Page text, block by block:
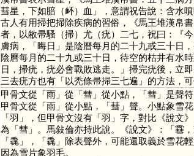
彗星，下如䏽（衃）血」，意謂祝告說：含水
古人有用掃把掃除疾病的習俗，《馬王堆漢帛
者，以敝帚騷（掃）尤（疣）二七，祝曰：『
膚病，「晦日」是陰曆每月的二十九或三十日
陰曆每月的二十九或三十日，待空的枯井有水
日，掃疣，疣必會戰敗逃走。」掃完疣後，立
三去疣方也有「以秃條帚掃三七遍」的方法，
甲骨文從「雨」從「彗」從小點，「彗」是聲
甲骨文從「雨」從小點，「彗」聲。小點象雪
「羽 」，但甲骨文沒有「羽 」字，對比《說文
為「彗」。馬敍倫亦持此說。《說文》：「䨮
「毳」，「毳」除表聲外，可能還取義於雪花
因為雪片象羽毛。